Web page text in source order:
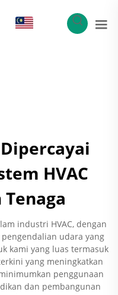
HVAC
industri HVAC, dengan
udara yang
kami yang luas termasuk
yang meningkatkan
penggunaan
dan pembangunan